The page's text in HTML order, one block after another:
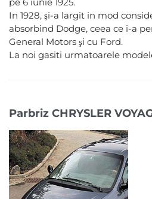
In 1928, şi-a largit in mod
absorbind Dodge, ceea ce i-a
General Motors şi cu Ford.
La noi gasiti urmatoarele
Parbriz CHRYSLER